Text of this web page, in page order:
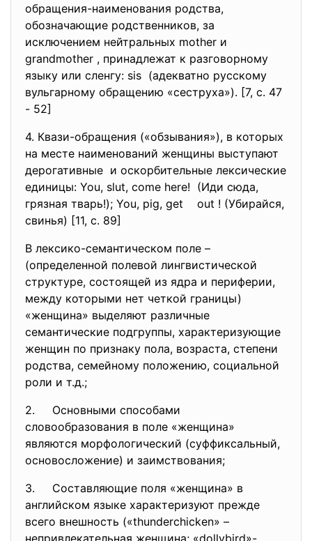
обращения-наименования родства,
обозначающие родственников, за
исключением нейтральных mother и
grandmother , принадлежат к разговорному
языку или сленгу: sis (адекватно русскому
вульгарному обращению «сеструха»). [7, c. 47
- 52]
4. Квази-обращения («обзывания»), в которых
на месте наименований женщины выступают
дерогативные и оскорбительные лексические
единицы: You, slut, come here! (Иди сюда,
грязная тварь!); You, pig, get out ! (Убирайся,
свинья) [11, c. 89]
В лексико-семантическом поле –
(определенной полевой лингвистической
структуре, состоящей из ядра и периферии,
между которыми нет четкой границы)
«женщина» выделяют различные
семантические подгруппы, характеризующие
женщин по признаку пола, возраста, степени
родства, семейному положению, социальной
роли и т.д.;
2. Основными способами
словообразования в поле «женщина»
являются морфологический (суффиксальный,
основосложение) и заимствования;
3. Составляющие поля «женщина» в
английском языке характеризуют прежде
всего внешность («thunderchicken» –
непривлекательная женщина; «dollybird»-